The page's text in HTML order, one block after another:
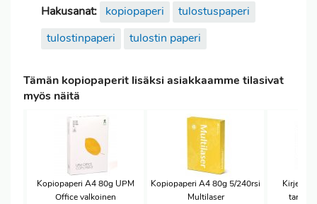
Hakusanat: kopiopaperi
tulostuspaperi
tulostinpaperi
tulostin paperi
Tämän kopiopaperit lisäksi asiakkaamme tilasivat
myös näitä
Kopiopaperi A4 80g UPM
Office valkoinen
Kopiopaperi A4 80g 5/240rsi
Multilaser